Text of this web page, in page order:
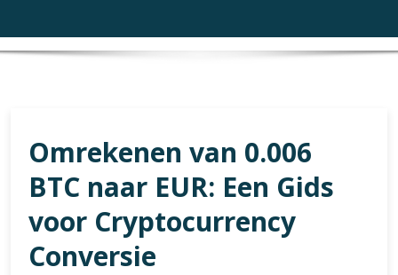
Omrekenen van 0.006
BTC naar EUR: Een Gids
voor Cryptocurrency
Conversie